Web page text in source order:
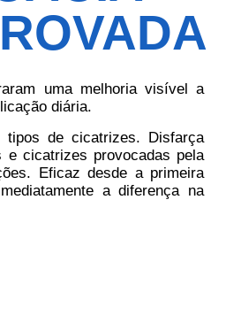
uma melhoria visível a
diária.
de cicatrizes. Disfarça
e cicatrizes provocadas pela
Eficaz desde a primeira
a diferença na